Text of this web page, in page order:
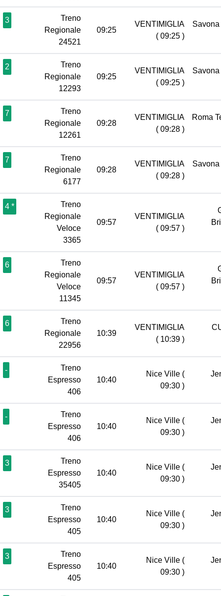
3
Treno
Regionale
24521
09:25
VENTIMIGLIA
( 09:25 )
Savona
2
Treno
Regionale
12293
09:25
VENTIMIGLIA
( 09:25 )
Savona
7
Treno
Regionale
12261
09:28
VENTIMIGLIA
( 09:28 )
Roma
7
Treno
Regionale
6177
09:28
VENTIMIGLIA
( 09:28 )
Savona
4 *
Treno
Regionale
Veloce
3365
09:57
VENTIMIGLIA
( 09:57 )
6
Treno
Regionale
Veloce
11345
09:57
VENTIMIGLIA
( 09:57 )
6
Treno
Regionale
22956
10:39
VENTIMIGLIA
( 10:39 )
-
Treno
Espresso
406
10:40
Nice Ville (
09:30 )
-
Treno
Espresso
406
10:40
Nice Ville (
09:30 )
3
Treno
Espresso
35405
10:40
Nice Ville (
09:30 )
3
Treno
Espresso
405
10:40
Nice Ville (
09:30 )
3
Treno
Espresso
405
10:40
Nice Ville (
09:30 )